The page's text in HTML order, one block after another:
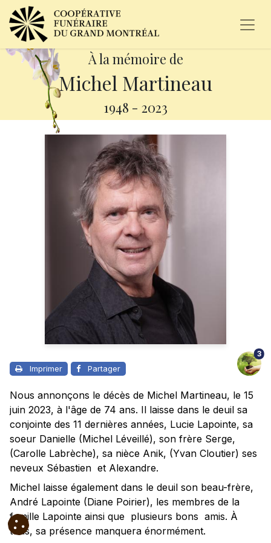
À la mémoire de
Michel Martineau
1948 - 2023
Imprimer Partager
3
Nous annonçons le décès de Michel Martineau, le 15
juin 2023, à l'âge de 74 ans. Il laisse dans le deuil sa
conjointe des 11 dernières années, Lucie Lapointe, sa
soeur Danielle (Michel Léveillé), son frère Serge,
(Carolle Labrèche), sa nièce Anik, (Yvan Cloutier) ses
neveux Sébastien et Alexandre.
Michel laisse également dans le deuil son beau-frère,
André Lapointe (Diane Poirier), les membres de la
famille Lapointe ainsi que plusieurs bons amis. À
tous, sa présence manquera énormément.